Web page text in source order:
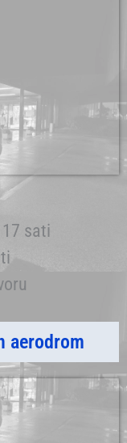
17 sati
aerodrom